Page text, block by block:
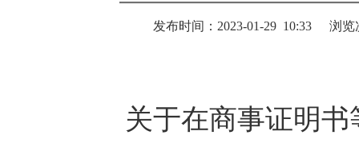
发布时间：2023-01-29 10:33 浏览
关于在商事证明